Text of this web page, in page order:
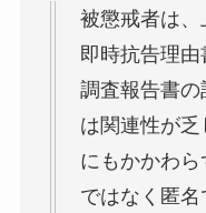
被懲戒者は
即時抗告理
調査報告書の
は関連性が
にもかかわ
ではなく匿